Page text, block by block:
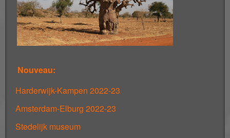
Nouveau:
Harderwijk-Kampen 2022-23
Amsterdam-Elburg 2022-23
Stedelijk museum